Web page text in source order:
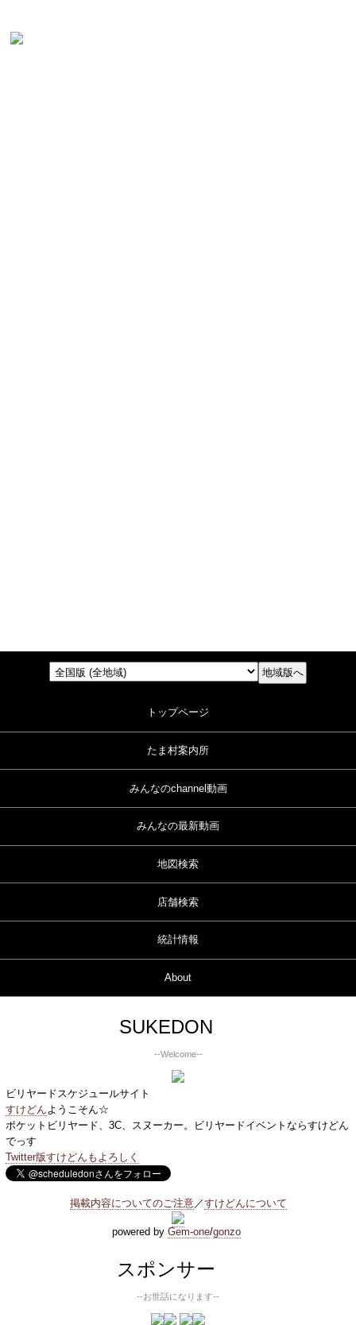
トップページ
たま村案内所
みんなのchannel動画
みんなの最新動画
地図検索
店舗検索
統計情報
About
SUKEDON
--Welcome--
ビリヤードスケジュールサイト
すけどんようこそん☆
ポケットビリヤード、3C、スヌーカー。ビリヤードイベントならすけどん
でっす
Twitter版すけどんもよろしく
掲載内容についてのご注意／すけどんについて
powered by Gem-one/gonzo
スポンサー
--お世話になります--